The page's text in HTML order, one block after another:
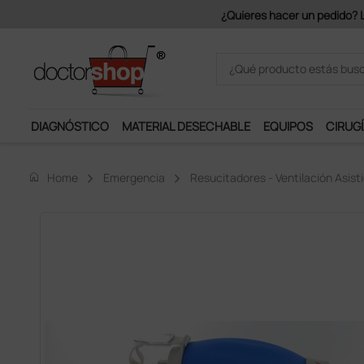
Únete al programa Ds Plus
DIAGNÓSTICO MATERIAL DESECHABLE EQUIPOS
home Home Emergencia Resucitadores - Ventilación